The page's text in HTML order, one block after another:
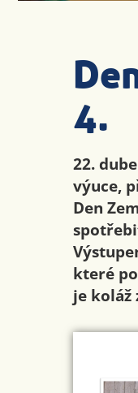
4.
22.
výuce,
Den
které
je koláž